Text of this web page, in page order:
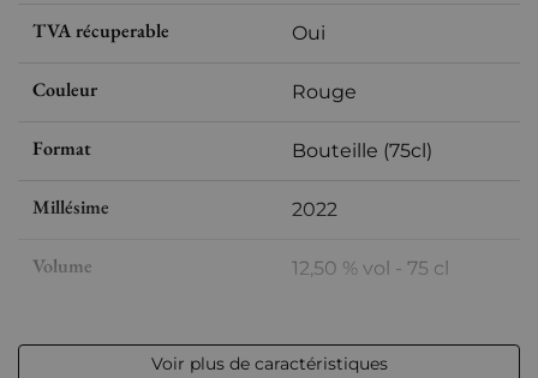
TVA récuperable Oui
Couleur Rouge
Format Bouteille (75cl)
Millésime 2022
Volume 12,50 % vol - 75 cl
Voir plus de caractéristiques